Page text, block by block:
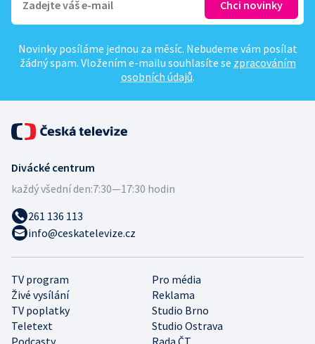
Novinky posíláme jednou za měsíc. Nebudeme vám posílat
žádný spam. Vložením e-mailu souhlasíte se zpracováním
osobních údajů.